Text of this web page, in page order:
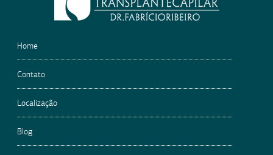
Home
Contato
Localização
Blog